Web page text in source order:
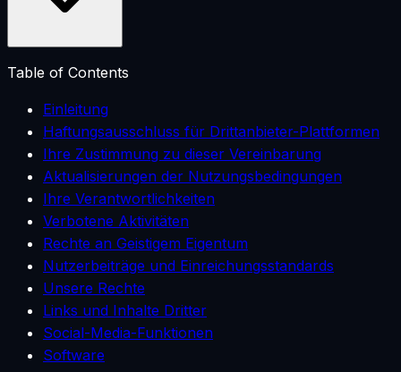
Table of Contents
Einleitung
Haftungsausschluss für Drittanbieter-Plattformen
Ihre Zustimmung zu dieser Vereinbarung
Aktualisierungen der Nutzungsbedingungen
Ihre Verantwortlichkeiten
Verbotene Aktivitäten
Rechte an Geistigem Eigentum
Nutzerbeiträge und Einreichungsstandards
Unsere Rechte
Links und Inhalte Dritter
Social-Media-Funktionen
Software